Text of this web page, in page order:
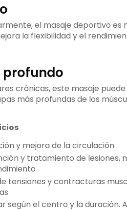
el masaje deportivo es
la flexibilidad y el
profundo
crónicas, este masaje
más profundas de los
y mejora de la circulación
y tratamiento de lesiones,
tensiones y contracturas
según el centro y la duración.